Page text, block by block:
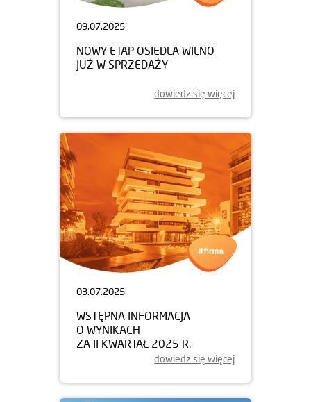
09.07.2025
NOWY ETAP OSIEDLA WILNO
JUŻ W SPRZEDAŻY
dowiedz się więcej
03.07.2025
WSTĘPNA INFORMACJA
O WYNIKACH
ZA II KWARTAŁ 2025 R.
dowiedz się więcej